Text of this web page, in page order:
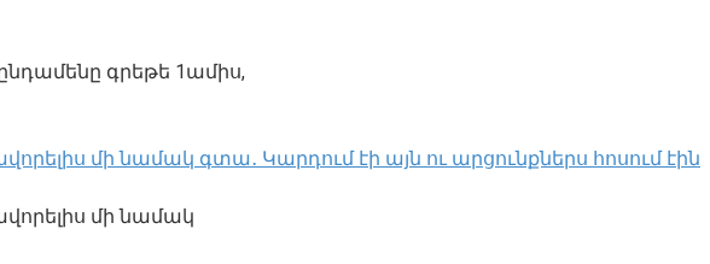
գրեթե 1ամիս,
մի նամակ գտա․ Կարդում էի այն ու արցունքներս հոսում էին
մի նամակ